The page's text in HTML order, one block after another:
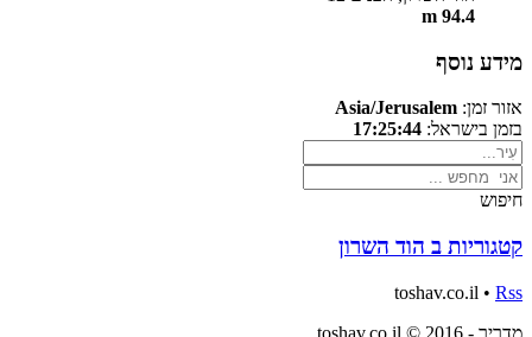
94.4 m
מידע נוסף
אזור זמן: Asia/Jerusalem
בזמן בישראל: 17:25:44
חיפוש
קטגוריות ב הוד השרון
toshav.co.il • Rss
מדריך - toshav.co.il © 2016